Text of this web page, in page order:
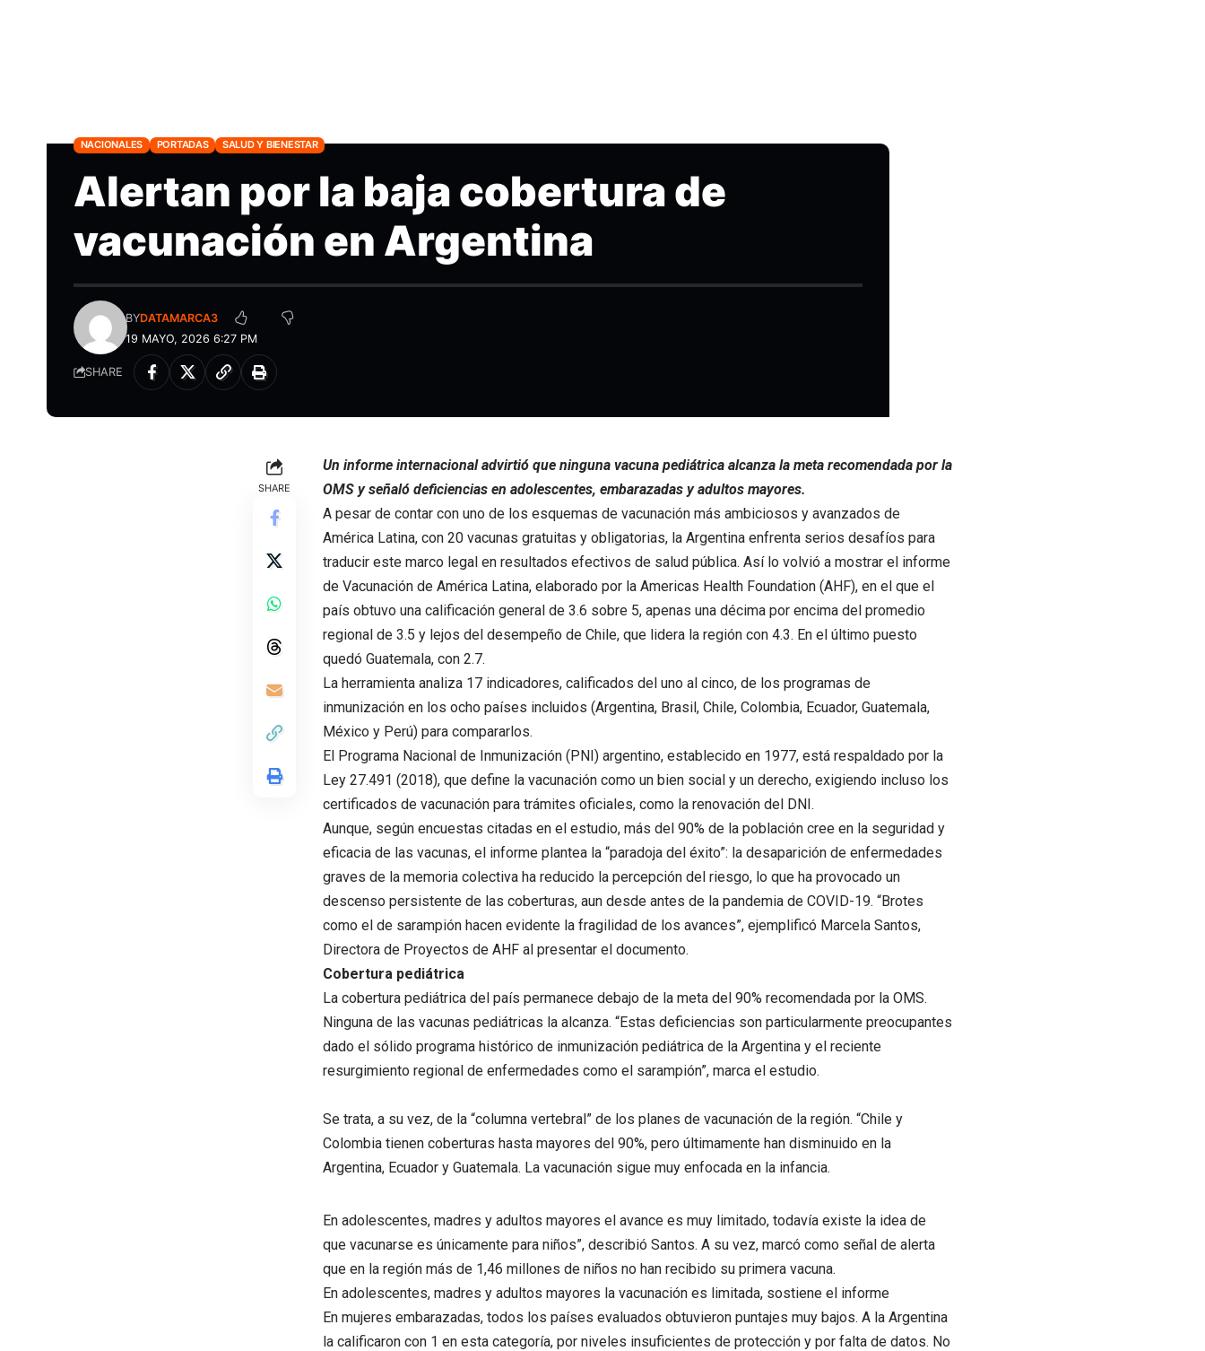
NACIONALES PORTADAS SALUD Y BIENESTAR
Alertan por la baja cobertura de
vacunación en Argentina
19 MAYO, 2026 6:27 PM
BYDATAMARCA3
SHARE
SHARE
Un informe internacional advirtió que ninguna vacuna pediátrica alcanza la meta recomendada por la
OMS y señaló deficiencias en adolescentes, embarazadas y adultos mayores.
A pesar de contar con uno de los esquemas de vacunación más ambiciosos y avanzados de
América Latina, con 20 vacunas gratuitas y obligatorias, la Argentina enfrenta serios desafíos para
traducir este marco legal en resultados efectivos de salud pública. Así lo volvió a mostrar el informe
de Vacunación de América Latina, elaborado por la Americas Health Foundation (AHF), en el que el
país obtuvo una calificación general de 3.6 sobre 5, apenas una décima por encima del promedio
regional de 3.5 y lejos del desempeño de Chile, que lidera la región con 4.3. En el último puesto
quedó Guatemala, con 2.7.
La herramienta analiza 17 indicadores, calificados del uno al cinco, de los programas de
inmunización en los ocho países incluidos (Argentina, Brasil, Chile, Colombia, Ecuador, Guatemala,
México y Perú) para compararlos.
El Programa Nacional de Inmunización (PNI) argentino, establecido en 1977, está respaldado por la
Ley 27.491 (2018), que define la vacunación como un bien social y un derecho, exigiendo incluso los
certificados de vacunación para trámites oficiales, como la renovación del DNI.
Aunque, según encuestas citadas en el estudio, más del 90% de la población cree en la seguridad y
eficacia de las vacunas, el informe plantea la “paradoja del éxito”: la desaparición de enfermedades
graves de la memoria colectiva ha reducido la percepción del riesgo, lo que ha provocado un
descenso persistente de las coberturas, aun desde antes de la pandemia de COVID-19. “Brotes
como el de sarampión hacen evidente la fragilidad de los avances”, ejemplificó Marcela Santos,
Directora de Proyectos de AHF al presentar el documento.
Cobertura pediátrica
La cobertura pediátrica del país permanece debajo de la meta del 90% recomendada por la OMS.
Ninguna de las vacunas pediátricas la alcanza. “Estas deficiencias son particularmente preocupantes
dado el sólido programa histórico de inmunización pediátrica de la Argentina y el reciente
resurgimiento regional de enfermedades como el sarampión”, marca el estudio.
Se trata, a su vez, de la “columna vertebral” de los planes de vacunación de la región. “Chile y
Colombia tienen coberturas hasta mayores del 90%, pero últimamente han disminuido en la
Argentina, Ecuador y Guatemala. La vacunación sigue muy enfocada en la infancia.
En adolescentes, madres y adultos mayores el avance es muy limitado, todavía existe la idea de
que vacunarse es únicamente para niños”, describió Santos. A su vez, marcó como señal de alerta
que en la región más de 1,46 millones de niños no han recibido su primera vacuna.
En adolescentes, madres y adultos mayores la vacunación es limitada, sostiene el informe
En mujeres embarazadas, todos los países evaluados obtuvieron puntajes muy bajos. A la Argentina
la calificaron con 1 en esta categoría, por niveles insuficientes de protección y por falta de datos. No